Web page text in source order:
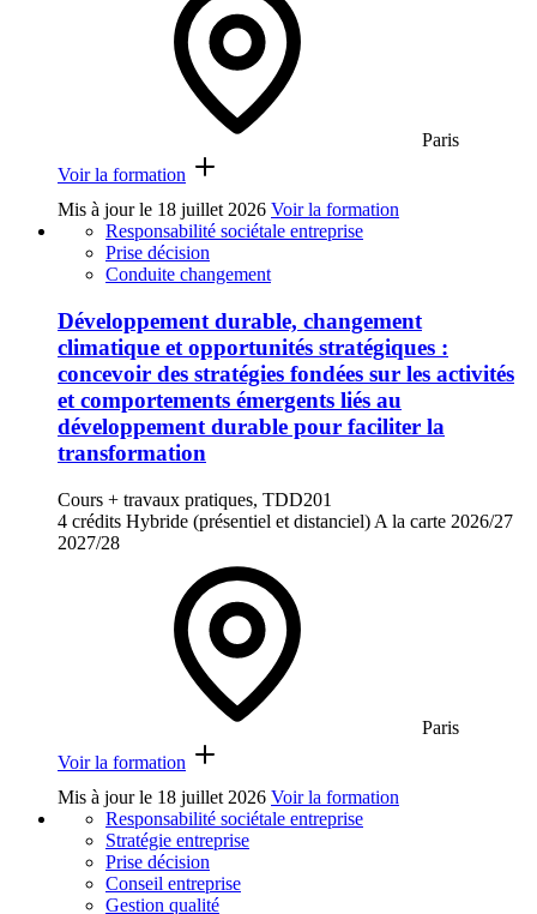
Paris
Voir la formation
Mis à jour le 18 juillet 2026 Voir la formation
Responsabilité sociétale entreprise
Prise décision
Conduite changement
Développement durable, changement
climatique et opportunités stratégiques :
concevoir des stratégies fondées sur les activités
et comportements émergents liés au
développement durable pour faciliter la
transformation
Cours + travaux pratiques, TDD201
4 crédits Hybride (présentiel et distanciel) A la carte 2026/27
2027/28
Paris
Voir la formation
Mis à jour le 18 juillet 2026 Voir la formation
Responsabilité sociétale entreprise
Stratégie entreprise
Prise décision
Conseil entreprise
Gestion qualité